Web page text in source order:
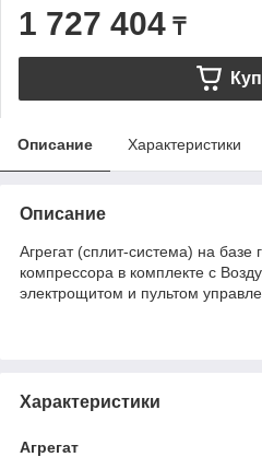
1 727 404 ₸
Описание Характеристики
Описание
Агрегат (сплит-система) на базе
компрессора в комплекте с
электрощитом и пультом
Характеристики
Агрегат